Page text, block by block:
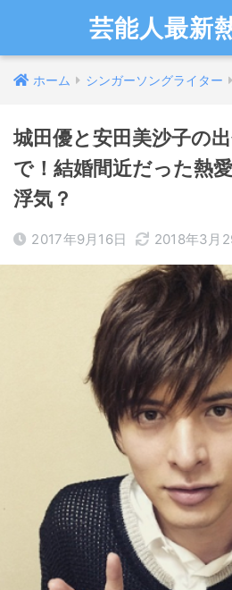
芸能人最新
ホーム シンガーソングライター
城田優と安田美沙子の
で！結婚間近だった熱
浮気？
2017年9月16日 2018年3月